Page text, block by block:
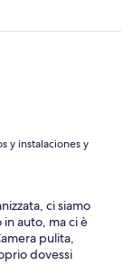
y instalaciones y
ci siamo
auto, ma ci è
pulita,
dovessi